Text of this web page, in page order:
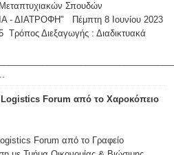
Σπουδών
ΔΙΑΤΡΟΦΗ" Πέμπτη 8 Ιουνίου 2023
Διεξαγωγής : Διαδικτυακά
Forum από το Χαροκόπειο
Forum από το Γραφείο